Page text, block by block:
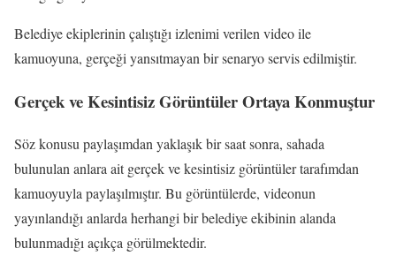
Belediye ekiplerinin çalıştığı izlenimi verilen video ile
kamuoyuna, gerçeği yansıtmayan bir senaryo servis edilmiştir.
Gerçek ve Kesintisiz Görüntüler Ortaya Konmuştur
Söz konusu paylaşımdan yaklaşık bir saat sonra, sahada
bulunulan anlara ait gerçek ve kesintisiz görüntüler tarafımdan
kamuoyuyla paylaşılmıştır. Bu görüntülerde, videonun
yayınlandığı anlarda herhangi bir belediye ekibinin alanda
bulunmadığı açıkça görülmektedir.